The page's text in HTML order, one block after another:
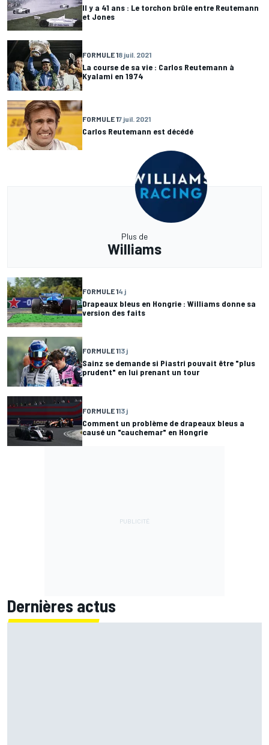
Il y a 41 ans : Le torchon brûle entre Reutemann
et Jones
FORMULE 18 juil. 2021
La course de sa vie : Carlos Reutemann à
Kyalami en 1974
FORMULE 17 juil. 2021
Carlos Reutemann est décédé
Plus de
Williams
FORMULE 14 j
Drapeaux bleus en Hongrie : Williams donne sa
version des faits
FORMULE 113 j
Sainz se demande si Piastri pouvait être "plus
prudent" en lui prenant un tour
FORMULE 113 j
Comment un problème de drapeaux bleus a
causé un "cauchemar" en Hongrie
Dernières actus